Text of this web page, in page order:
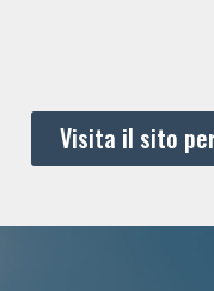
Visita il sito